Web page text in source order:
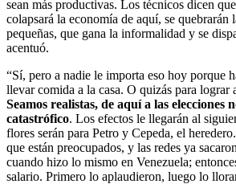
sean más productivas. Los técnicos dicen
colapsará la economía de aquí, se quebrarán
pequeñas, que gana la informalidad y se
acentuó.
“Sí, pero a nadie le importa eso hoy porque
llevar comida a la casa. O quizás para lograr
Seamos realistas, de aquí a las elecciones
catastrófico. Los efectos le llegarán al
flores serán para Petro y Cepeda, el
que están preocupados, y las redes ya
cuando hizo lo mismo en Venezuela;
salario. Primero lo aplaudieron, luego lo